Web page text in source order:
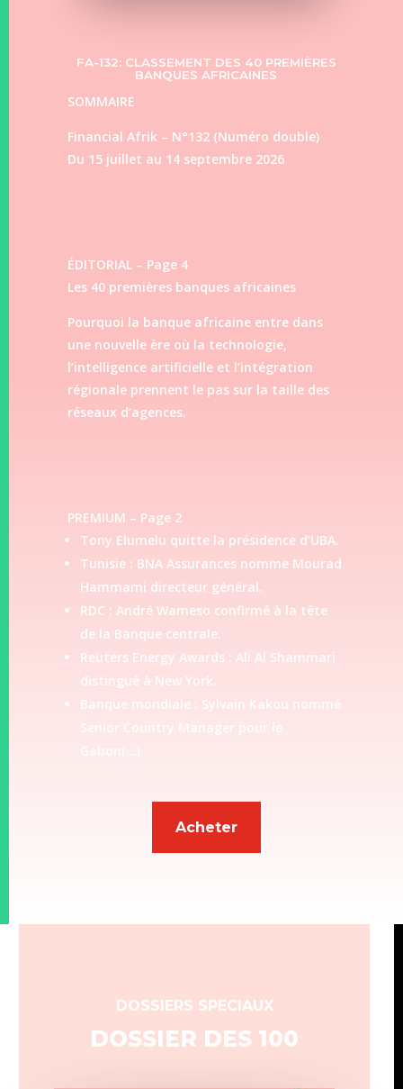
FA-132: CLASSEMENT DES 40 PREMIÈRES
BANQUES AFRICAINES
SOMMAIRE
Financial Afrik – N°132 (Numéro double)
Du 15 juillet au 14 septembre 2026
ÉDITORIAL – Page 4
Les 40 premières banques africaines
Pourquoi la banque africaine entre dans
une nouvelle ère où la technologie,
l’intelligence artificielle et l’intégration
régionale prennent le pas sur la taille des
réseaux d’agences.
PREMIUM – Page 2
Tony Elumelu quitte la présidence d’UBA.
Tunisie : BNA Assurances nomme Mourad
Hammami directeur général.
RDC : André Wameso confirmé à la tête
de la Banque centrale.
Reuters Energy Awards : Ali Al Shammari
distingué à New York.
Banque mondiale : Sylvain Kakou nommé
Acheter
DOSSIERS SPECIAUX
DOSSIER DES 100